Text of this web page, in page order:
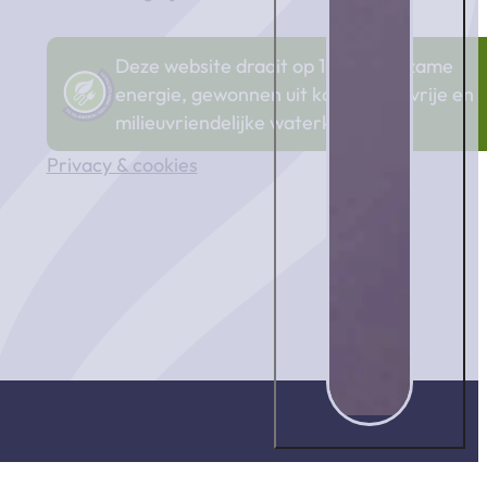
Deze website draait op 100% duurzame
energie, gewonnen uit kooldioxidevrije en
milieuvriendelijke waterkracht..
Privacy & cookies